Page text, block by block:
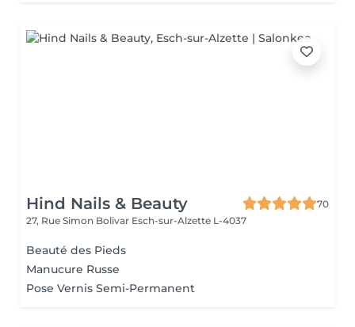
Hind Nails & Beauty
70
27, Rue Simon Bolivar Esch-sur-Alzette L-4037
Beauté des Pieds
Manucure Russe
Pose Vernis Semi-Permanent